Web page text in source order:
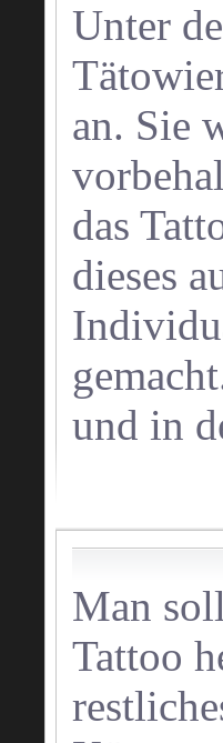
Unter
an. Sie
das
dieses
und in
Man
Tattoo